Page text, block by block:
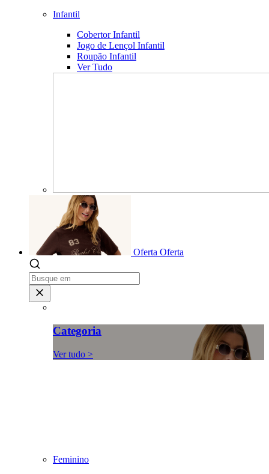
Infantil
Cobertor Infantil
Jogo de Lençol Infantil
Roupão Infantil
Ver Tudo
Oferta Oferta
Categoria
Ver tudo >
Feminino